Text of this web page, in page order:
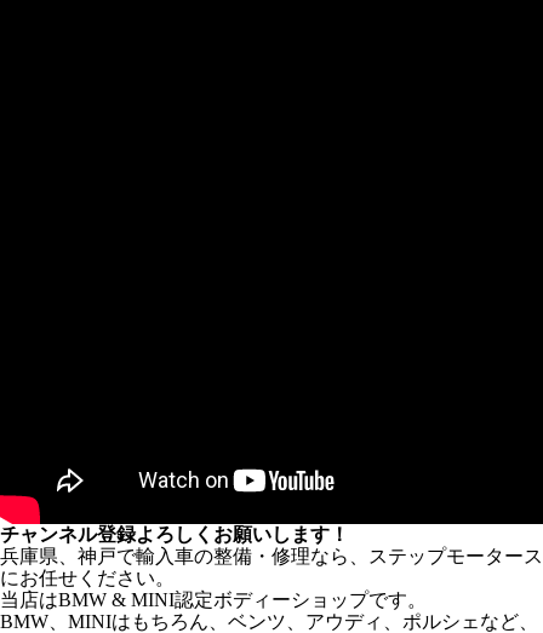
チャンネル登録よろしくお願いします！
兵庫県、神戸で輸入車の整備・修理なら、ステップモータース
にお任せください。
当店はBMW & MINI認定ボディーショップです。
BMW、MINIはもちろん、ベンツ、アウディ、ポルシェなど、